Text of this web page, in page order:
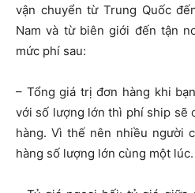
vận chuyển từ Trung Quốc
Nam và từ biên giới đến tận
mức phí sau:
– Tổng giá trị đơn hàng khi
với số lượng lớn thì phí ship sẽ
hàng. Vì thế nên nhiều người
hàng số lượng lớn cùng một lúc.